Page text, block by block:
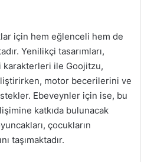
için hem eğlenceli hem de
Yenilikçi tasarımları,
ile Goojitzu,
motor becerilerini ve
Ebeveynler için ise, bu
katkıda bulunacak
çocukların
taşımaktadır.